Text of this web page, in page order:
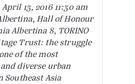
13, 2016 11:30 am
Hall of Honour
Albertina 8, TORINO
Trust: the struggle
of the most
diverse urban
Southeast Asia